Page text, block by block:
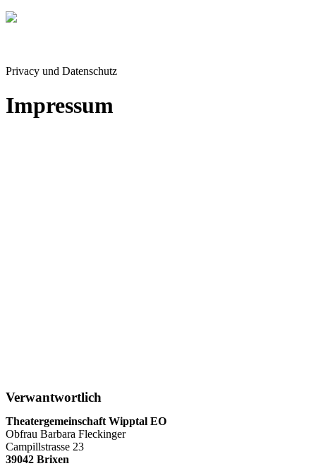
Privacy und Datenschutz
Impressum
Verwantwortlich
Theatergemeinschaft Wipptal EO
Obfrau Barbara Fleckinger
Campillstrasse 23
39042 Brixen